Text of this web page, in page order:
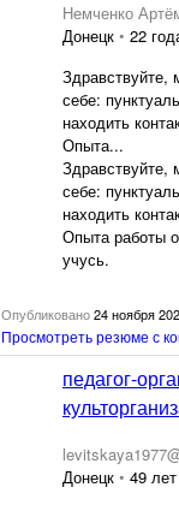
Немченко
Донецк • 22
Здравствуйте,
себе:
находить
Опыта...
Здравствуйте,
себе:
находить
Опыта работы
учусь.
Опубликовано24 ноября
Просмотреть резюме с
педагог-
Донецк • 49 лет